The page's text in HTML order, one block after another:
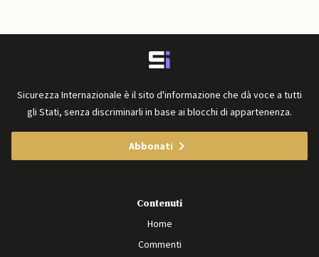
Sicurezza Internazionale è il sito d'informazione che dà voce a tutti
gli Stati, senza discriminarli in base ai blocchi di appartenenza.
Abbonati
Contenuti
Home
Commenti